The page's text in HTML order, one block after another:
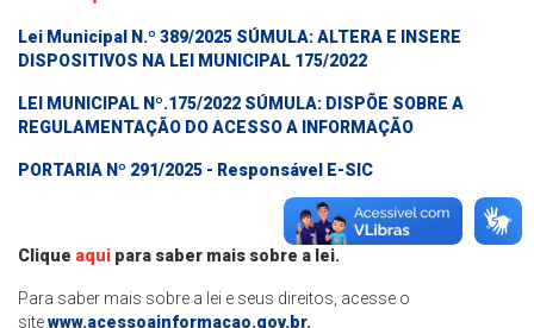
Lei Municipal N.º 389/2025 SÚMULA: ALTERA E INSERE
DISPOSITIVOS NA LEI MUNICIPAL 175/2022
LEI MUNICIPAL Nº.175/2022 SÚMULA: DISPÕE SOBRE A
REGULAMENTAÇÃO DO ACESSO A INFORMAÇÃO
PORTARIA Nº 291/2025 - Responsável E-SIC
Clique aqui para saber mais sobre a lei.
Para saber mais sobre a lei e seus direitos, acesse o
sitewww.acessoainformacao.gov.br.